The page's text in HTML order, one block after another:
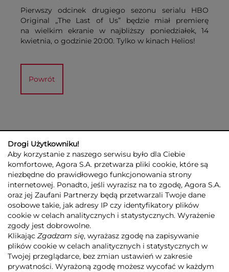
Pierwszy odcinek drugiego sezonu serialu HBO
Original „The Last of Us” będzie miał premierę
na wielkim ekranie w najbliższy poniedziałek, 14
kwietnia, o godzinie 20:00. Tylko w kinach Helios!
Powrót
GRUPA AGORA DLA INWESTORÓW DLA MEDIÓW
REKLAMA
ESG
KONTAKT
© 2026 Copyright AGORA SA
POLITYKA PRYWATNOŚCI AGORA S.A.
POLITYKA PRYWATNOŚCI SERWISU AGORA.PL
POLITYKA TRANSPARENTNOŚCI
ZASTRZEŻENIE PRAWNOAUTORSKIE
Drogi Użytkowniku!
Aby korzystanie z naszego serwisu było dla Ciebie
komfortowe, Agora S.A. przetwarza pliki cookie, które są
niezbędne do prawidłowego funkcjonowania strony
internetowej. Ponadto, jeśli wyrazisz na to zgodę, Agora S.A.
oraz jej Zaufani Partnerzy będą przetwarzali Twoje dane
osobowe takie, jak adresy IP czy identyfikatory plików
cookie w celach analitycznych i statystycznych. Wyrażenie
zgody jest dobrowolne.
Klikając Zgadzam się, wyrażasz zgodę na zapisywanie
plików cookie w celach analitycznych i statystycznych w
Twojej przeglądarce, bez zmian ustawień w zakresie
prywatności. Wyrażoną zgodę możesz wycofać w każdym